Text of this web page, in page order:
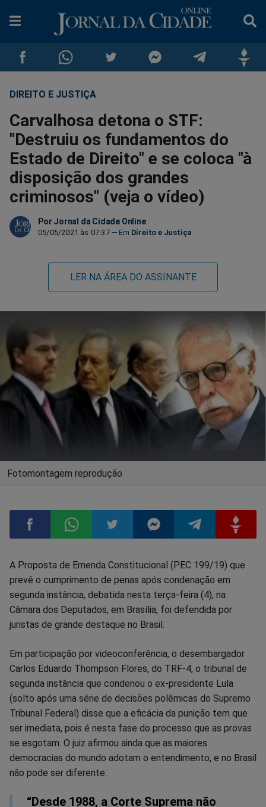
Compartilhar
no
Facebook
Compartilhar
no
Whatsapp
Compartilhar
no
Twitter
no
Messenger
no
TelegramGettr
DIREITO E JUSTIÇA
Carvalhosa detona o STF:
"Destruiu os fundamentos do
Estado de Direito" e se coloca "à
disposição dos grandes
criminosos" (veja o vídeo)
Por Jornal da Cidade Online
05/05/2021 às 07:37 Direito e Justiça
LER NA ÁREA DO ASSINANTE
Fotomontagem reprodução
Compartilhar
no
Facebook
Compartilhar
no
Whatsapp
Compartilhar
no
Twitter
Compartilhar
no
Messenger
Compartilhar
no
A Proposta de Emenda Constitucional (PEC 199/19) que
prevê o cumprimento de penas após condenação em
segunda instância, debatida nesta terça-feira (4), na
Câmara dos Deputados, em Brasília, foi defendida por
juristas de grande destaque no Brasil.
Em participação por videoconferência, o desembargador
Carlos Eduardo Thompson Flores, do TRF-4, o tribunal de
segunda instância que condenou o ex-presidente Lula
(solto após uma série de decisões polêmicas do Supremo
Tribunal Federal) disse que a eficácia da punição tem que
ser imediata, pois é nesta fase do processo que as provas
se esgotam. O juiz afirmou ainda que as maiores
democracias do mundo adotam o entendimento, e no Brasil
não pode ser diferente.
“Desde 1988, a Corte Suprema não